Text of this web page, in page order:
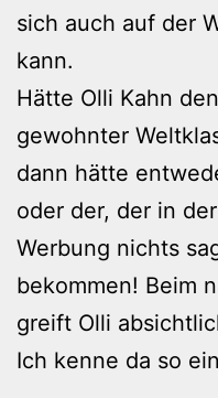
sich auch auf der
kann.
Hätte Olli Kahn
gewohnter
dann hätte
oder der, der in
Werbung nichts
bekommen! Beim
greift Olli
Ich kenne da so